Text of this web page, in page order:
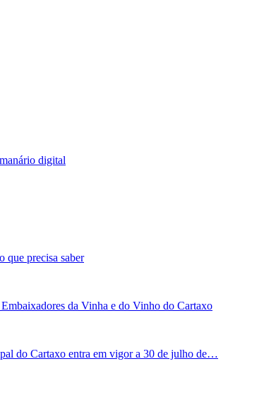
digital
que precisa saber
da Vinha e do Vinho do Cartaxo
do Cartaxo entra em vigor a 30 de julho de…